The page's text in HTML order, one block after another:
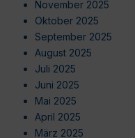
November 2025
Oktober 2025
September 2025
August 2025
Juli 2025
Juni 2025
Mai 2025
April 2025
März 2025